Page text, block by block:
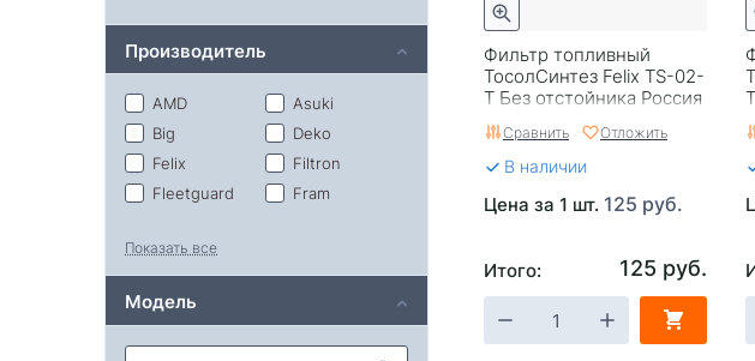
Фильтр топливный
ТосолСинтез Felix TS-02-
T Без отстойника Россия
Сравнить Отложить
В наличии
Цена за 1 шт. 125 руб.
Итого: 125 руб.
Производитель
AMD
Asuki
Big
Deko
Felix
Filtron
Fleetguard
Fram
Green Filter
Mahle/Knecht
Mann
Masuma
Nissan
Nissin
Показать все
Модель